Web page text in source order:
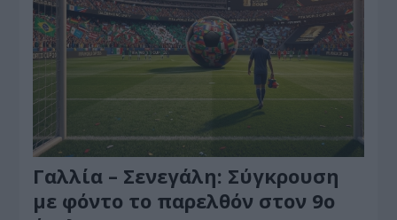
Γαλλία – Σενεγάλη: Σύγκρουση
με φόντο το παρελθόν στον 9ο